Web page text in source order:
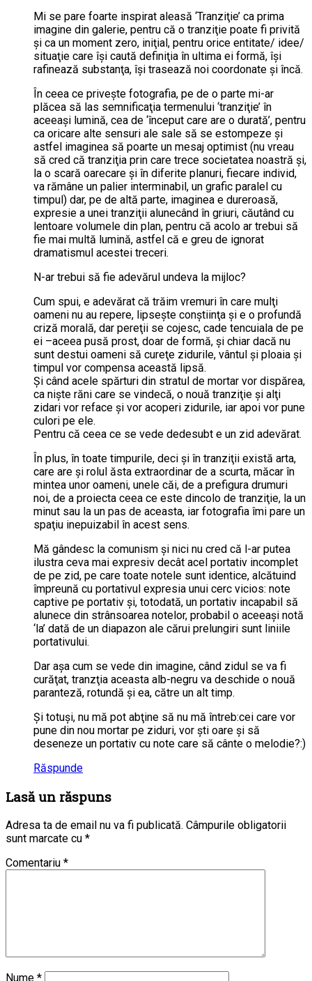
Mi se pare foarte inspirat aleasă ‘Tranziţie’ ca prima
imagine din galerie, pentru că o tranziţie poate fi privită
şi ca un moment zero, iniţial, pentru orice entitate/ idee/
situaţie care îşi caută definiţia în ultima ei formă, îşi
rafinează substanţa, îşi trasează noi coordonate şi încă.
În ceea ce priveşte fotografia, pe de o parte mi-ar
plăcea să las semnificaţia termenului ‘tranziţie’ în
aceeaşi lumină, cea de ‘început care are o durată’, pentru
ca oricare alte sensuri ale sale să se estompeze şi
astfel imaginea să poarte un mesaj optimist (nu vreau
să cred că tranziţia prin care trece societatea noastră şi,
la o scară oarecare şi în diferite planuri, fiecare individ,
va rămâne un palier interminabil, un grafic paralel cu
timpul) dar, pe de altă parte, imaginea e dureroasă,
expresie a unei tranziţii alunecând în griuri, căutând cu
lentoare volumele din plan, pentru că acolo ar trebui să
fie mai multă lumină, astfel că e greu de ignorat
dramatismul acestei treceri.
N-ar trebui să fie adevărul undeva la mijloc?
Cum spui, e adevărat că trăim vremuri în care mulţi
oameni nu au repere, lipseşte conştiinţa şi e o profundă
criză morală, dar pereţii se cojesc, cade tencuiala de pe
ei –aceea pusă prost, doar de formă, şi chiar dacă nu
sunt destui oameni să cureţe zidurile, vântul şi ploaia şi
timpul vor compensa această lipsă.
Şi când acele spărturi din stratul de mortar vor dispărea,
ca nişte răni care se vindecă, o nouă tranziţie şi alţi
zidari vor reface şi vor acoperi zidurile, iar apoi vor pune
culori pe ele.
Pentru că ceea ce se vede dedesubt e un zid adevărat.
În plus, în toate timpurile, deci şi în tranziţii există arta,
care are şi rolul ăsta extraordinar de a scurta, măcar în
mintea unor oameni, unele căi, de a prefigura drumuri
noi, de a proiecta ceea ce este dincolo de tranziţie, la un
minut sau la un pas de aceasta, iar fotografia îmi pare un
spaţiu inepuizabil în acest sens.
Mă gândesc la comunism şi nici nu cred că l-ar putea
ilustra ceva mai expresiv decât acel portativ incomplet
de pe zid, pe care toate notele sunt identice, alcătuind
împreună cu portativul expresia unui cerc vicios: note
captive pe portativ şi, totodată, un portativ incapabil să
alunece din strânsoarea notelor, probabil o aceeaşi notă
‘la’ dată de un diapazon ale cărui prelungiri sunt liniile
portativului.
Dar aşa cum se vede din imagine, când zidul se va fi
curăţat, tranzţia aceasta alb-negru va deschide o nouă
paranteză, rotundă şi ea, către un alt timp.
Şi totuşi, nu mă pot abţine să nu mă întreb:cei care vor
pune din nou mortar pe ziduri, vor şti oare şi să
deseneze un portativ cu note care să cânte o melodie?:)
Răspunde
Lasă un răspuns
Adresa ta de email nu va fi publicată. Câmpurile obligatorii
sunt marcate cu *
Comentariu *
Nume *